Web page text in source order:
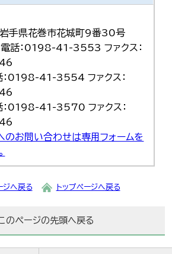
県花巻市花城町9番30号
電話：0198-41-3553 ファクス：
：0198-41-3554 ファクス：
：0198-41-3570 ファクス：
のお問い合わせは専用フォームを
ジへ戻る トップページへ戻る
のページの先頭へ戻る